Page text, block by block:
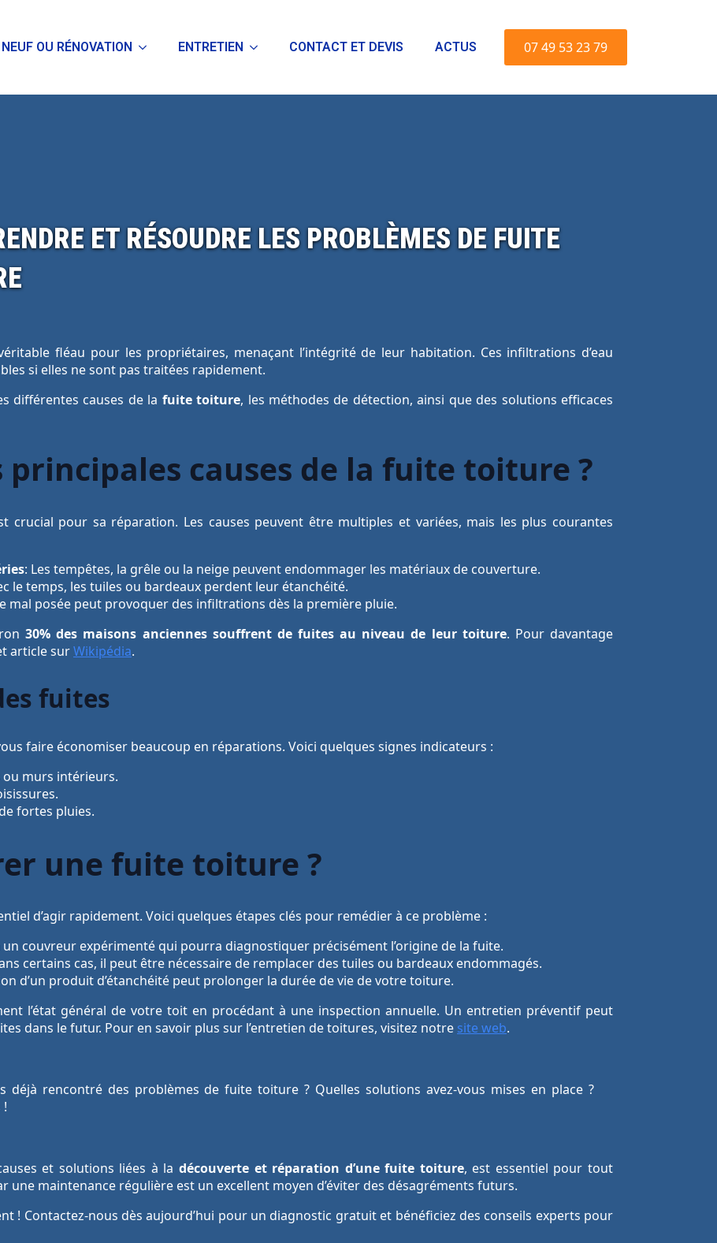
NEUF OU RÉNOVATION ENTRETIEN CONTACT ET DEVIS ACTUS 07 49 53 23 79
ET RÉSOUDRE LES PROBLÈMES DE FUITE
fléau pour les propriétaires, menaçant l’intégrité de leur habitation. Ces infiltrations d’eau
si elles ne sont pas traitées rapidement.
différentes causes de la fuite toiture, les méthodes de détection, ainsi que des solutions efficaces
principales causes de la fuite toiture ?
crucial pour sa réparation. Les causes peuvent être multiples et variées, mais les plus courantes
: Les tempêtes, la grêle ou la neige peuvent endommager les matériaux de couverture.
le temps, les tuiles ou bardeaux perdent leur étanchéité.
mal posée peut provoquer des infiltrations dès la première pluie.
30% des maisons anciennes souffrent de fuites au niveau de leur toiture. Pour davantage
article surWikipédia.
fuites
faire économiser beaucoup en réparations. Voici quelques signes indicateurs :
ou murs intérieurs.
fortes pluies.
une fuite toiture ?
d’agir rapidement. Voici quelques étapes clés pour remédier à ce problème :
un couvreur expérimenté qui pourra diagnostiquer précisément l’origine de la fuite.
certains cas, il peut être nécessaire de remplacer des tuiles ou bardeaux endommagés.
d’un produit d’étanchéité peut prolonger la durée de vie de votre toiture.
l’état général de votre toit en procédant à une inspection annuelle. Un entretien préventif peut
dans le futur. Pour en savoir plus sur l’entretien de toitures, visitez notre site web.
déjà rencontré des problèmes de fuite toiture ? Quelles solutions avez-vous mises en place ?
et solutions liées à ladécouverte et réparation d’une fuite toiture, est essentiel pour tout
une maintenance régulière est un excellent moyen d’éviter des désagréments futurs.
! Contactez-nous dès aujourd’hui pour un diagnostic gratuit et bénéficiez des conseils experts pour